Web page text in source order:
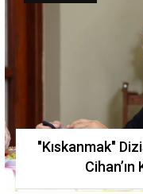
"Kıskanmak"
Cihan’ın